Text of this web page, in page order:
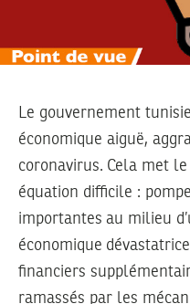
Le gouvernement
économique aiguë,
coronavirus. Cela met
équation difficile :
importantes au milieu
économique
financiers
ramassés par les